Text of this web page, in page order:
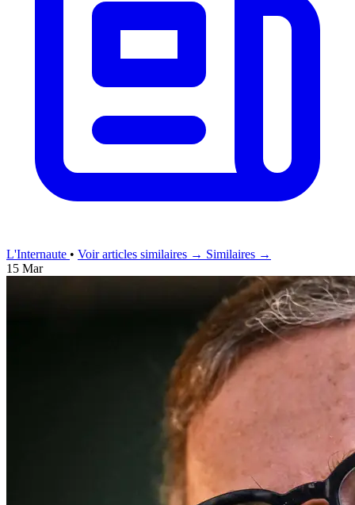
L'Internaute • Voir articles similaires → Similaires →
15 Mar